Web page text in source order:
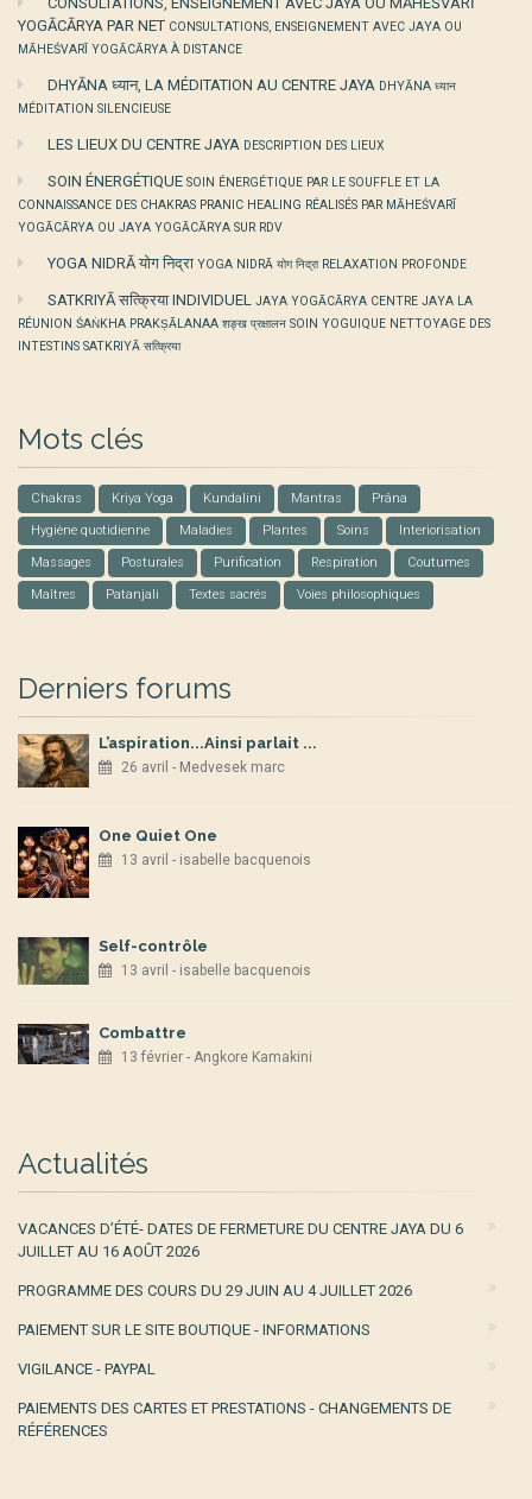
YOGĀCĀRYA PAR NET CONSULTATIONS, ENSEIGNEMENT AVEC JAYA OU
MĀHEŚVARĪ YOGĀCĀRYA À DISTANCE
DHYĀNA ध्यान, LA MÉDITATION AU CENTRE JAYA DHYĀNA ध्यान
MÉDITATION SILENCIEUSE
LES LIEUX DU CENTRE JAYA DESCRIPTION DES LIEUX
SOIN ÉNERGÉTIQUE SOIN ÉNERGÉTIQUE PAR LE SOUFFLE ET LA
CONNAISSANCE DES CHAKRAS PRANIC HEALING RÉALISÉS PAR MĀHEŚVARĪ
YOGĀCĀRYA OU JAYA YOGĀCĀRYA SUR RDV
YOGA NIDRĀ योग निद्रा YOGA NIDRĀ योग निद्रा RELAXATION PROFONDE
SATKRIYĀ सत्क्रिया INDIVIDUEL JAYA YOGĀCĀRYA CENTRE JAYA LA
RÉUNION ŚAṄKHA PRAKṢĀLANAA शङ्ख प्रक्षालन SOIN YOGUIQUE NETTOYAGE DES
INTESTINS SATKRIYĀ सत्क्रिया
Mots clés
Chakras Kriya Yoga Kundalini Mantras Prâna
Hygiène quotidienne Maladies Plantes Soins Interiorisation
Massages Posturales Purification Respiration Coutumes
Maîtres Patanjali Textes sacrés Voies philosophiques
Derniers forums
L’aspiration...Ainsi parlait ...
26 avril - Medvesek marc
One Quiet One
13 avril - isabelle bacquenois
Self-contrôle
13 avril - isabelle bacquenois
Combattre
13 février - Angkore Kamakini
Actualités
VACANCES D’ÉTÉ- DATES DE FERMETURE DU CENTRE JAYA DU 6
JUILLET AU 16 AOÛT 2026
PROGRAMME DES COURS DU 29 JUIN AU 4 JUILLET 2026
PAIEMENT SUR LE SITE BOUTIQUE - INFORMATIONS
VIGILANCE - PAYPAL
PAIEMENTS DES CARTES ET PRESTATIONS - CHANGEMENTS DE
RÉFÉRENCES